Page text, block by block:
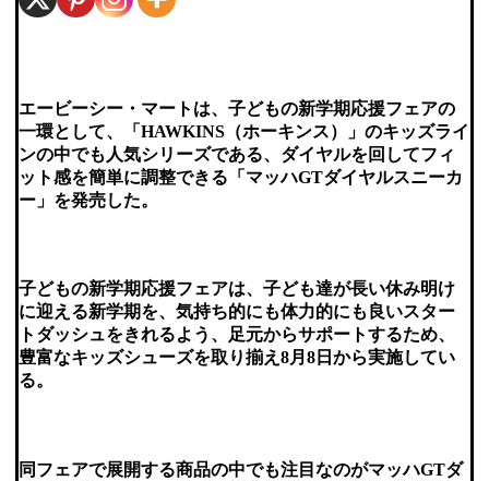
エービーシー・マートは、子どもの新学期応援フェアの
一環として、「HAWKINS（ホーキンス）」のキッズライ
ンの中でも人気シリーズである、ダイヤルを回してフィ
ット感を簡単に調整できる「マッハGTダイヤルスニーカ
ー」を発売した。
子どもの新学期応援フェアは、子ども達が長い休み明け
に迎える新学期を、気持ち的にも体力的にも良いスター
トダッシュをきれるよう、足元からサポートするため、
豊富なキッズシューズを取り揃え8月8日から実施してい
る。
同フェアで展開する商品の中でも注目なのがマッハGTダ